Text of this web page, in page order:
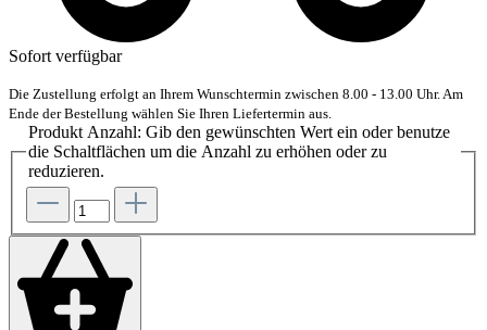
Sofort verfügbar
Die Zustellung erfolgt an Ihrem Wunschtermin zwischen 8.00 - 13.00 Uhr. Am
Ende der Bestellung wählen Sie Ihren Liefertermin aus.
Produkt Anzahl: Gib den gewünschten Wert ein oder benutze
die Schaltflächen um die Anzahl zu erhöhen oder zu
reduzieren.